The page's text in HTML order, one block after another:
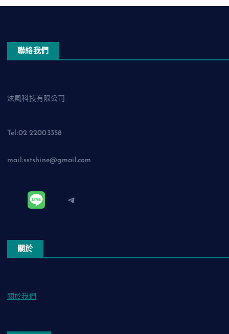
聯絡我們
炫風科技有限公司
Tel:02 22003358
mail:sstshine@gmail.com
Telegram
關於
關於我們